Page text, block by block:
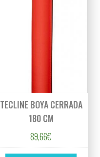
TECLINE BOYA CERRADA
180 CM
89,66€